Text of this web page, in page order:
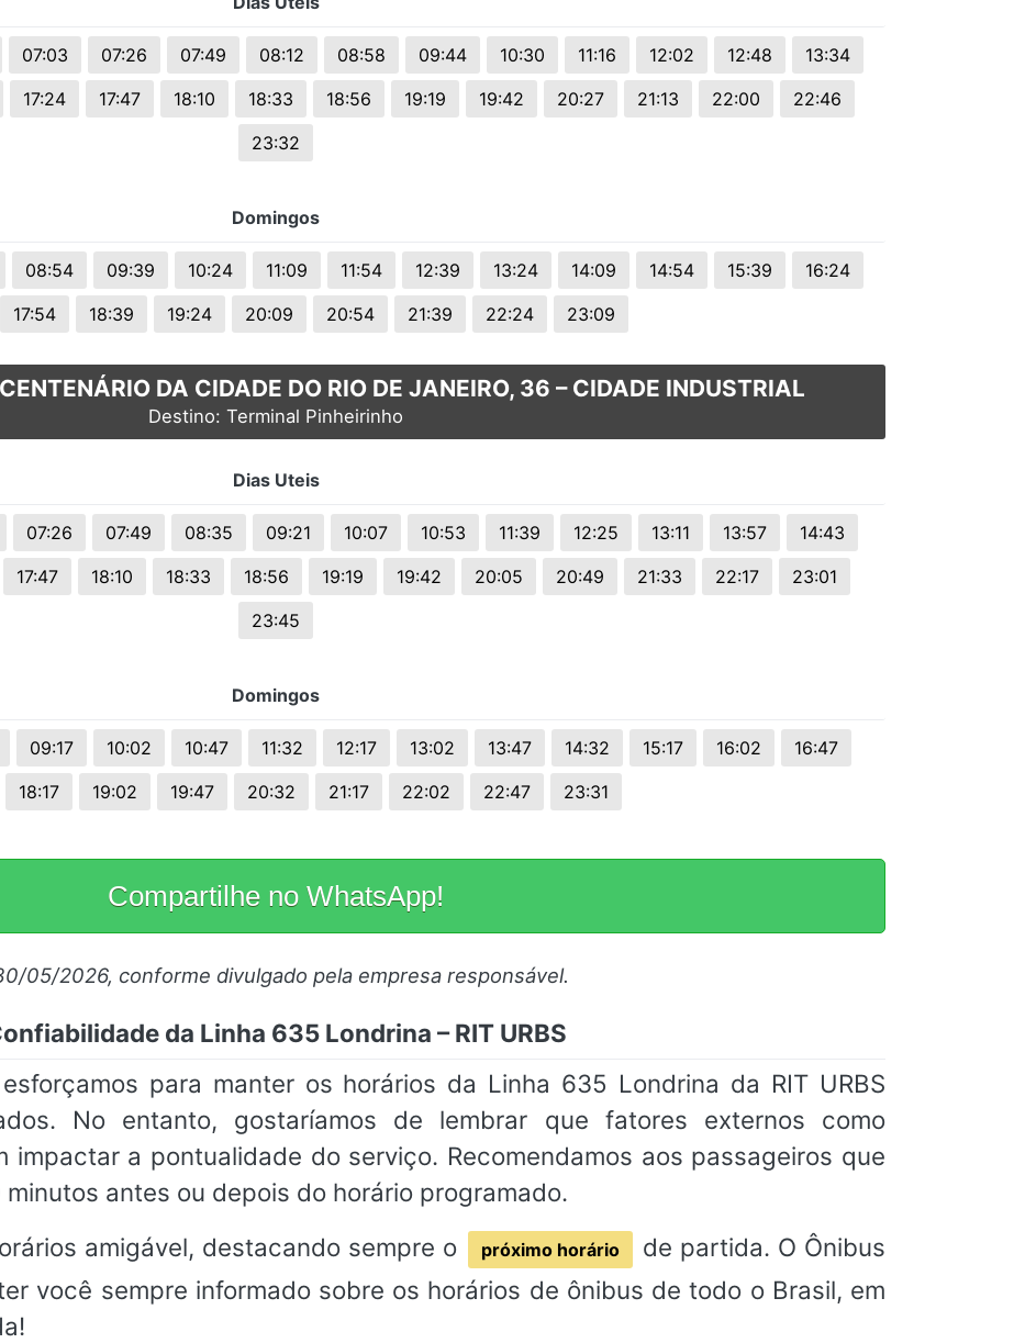
07:03 07:26 07:49 08:12 08:58 09:44 10:30 11:16 12:02 12:48
13:34
17:24 17:47 18:10 18:33 18:56 19:19 19:42 20:27 21:13 22:00
22:46
23:32
Domingos
08:54 09:39 10:24 11:09 11:54 12:39 13:24 14:09 14:54 15:39
16:24
17:54 18:39 19:24 20:09 20:54 21:39 22:24 23:09
DA CIDADE DO RIO DE JANEIRO, 36 – CIDADE INDUSTRIAL
Destino: Terminal Pinheirinho
Dias Uteis
07:26 07:49 08:35 09:21 10:07 10:53 11:39 12:25 13:11 13:57
14:43
17:47 18:10 18:33 18:56 19:19 19:42 20:05 20:49 21:33 22:17
23:01
23:45
Domingos
09:17 10:02 10:47 11:32 12:17 13:02 13:47 14:32 15:17 16:02
16:47
18:17 19:02 19:47 20:32 21:17 22:02 22:47 23:31
Compartilhe no WhatsApp!
05/2026, conforme divulgado pela empresa responsável.
da Linha 635 Londrina – RIT URBS
para manter os horários da Linha 635 Londrina da RIT URBS
No entanto, gostaríamos de lembrar que fatores externos como
a pontualidade do serviço. Recomendamos aos passageiros que
antes ou depois do horário programado.
amigável, destacando sempre o
próximo horário
de partida. O Ônibus
você sempre informado sobre os horários de ônibus de todo o Brasil, em